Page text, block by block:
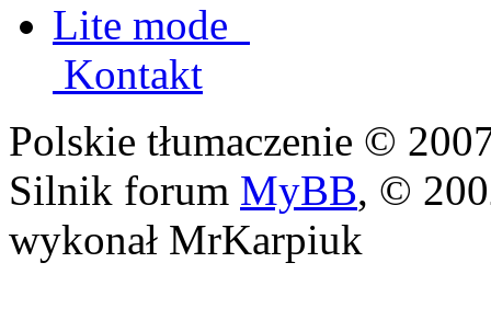
Lite mode
Kontakt
Polskie tłumaczenie ©
Silnik forum MyBB, ©
wykonał MrKarpiuk